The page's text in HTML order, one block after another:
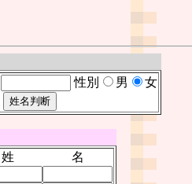
性別 男 女
姓
名